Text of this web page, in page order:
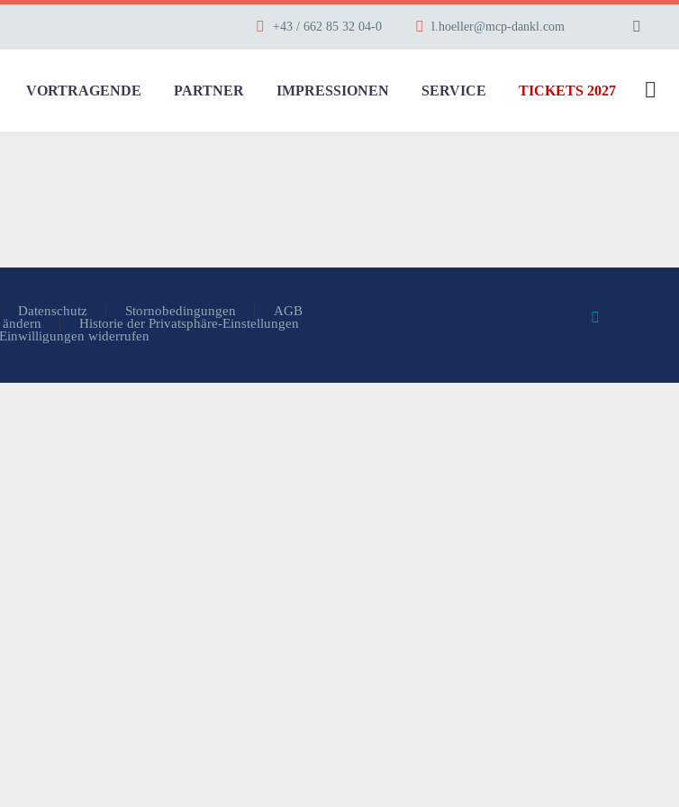
+43 / 662 85 32 04-0 l.hoeller@mcp-dankl.com
VORTRAGENDE PARTNER IMPRESSIONEN SERVICE TICKETS 2027
Datenschutz Stornobedingungen
AGB
Historie der Privatsphäre-Einstellungen
Einwilligungen widerrufen